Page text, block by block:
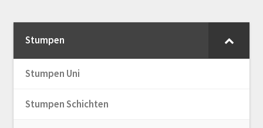
Stumpen
Stumpen Uni
Stumpen Schichten